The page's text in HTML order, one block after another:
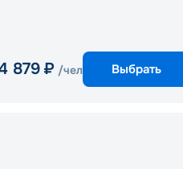
879 ₽ /чел Выбрать